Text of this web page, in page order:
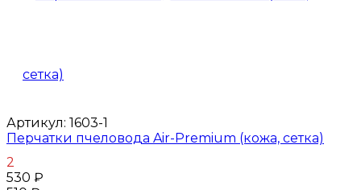
Артикул: 1603-1
Перчатки пчеловода Air-Premium (кожа, сетка)
2
530 ₽